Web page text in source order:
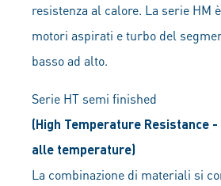
resistenza al calore. La serie HM
motori aspirati e turbo del
basso ad alto.
Serie HT semi finished
(High Temperature Resistance
alle temperature)
La combinazione di materiali si